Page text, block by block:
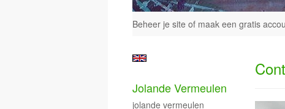
Beheer je site of maak een gratis
Jolande Vermeulen
jolande vermeulen